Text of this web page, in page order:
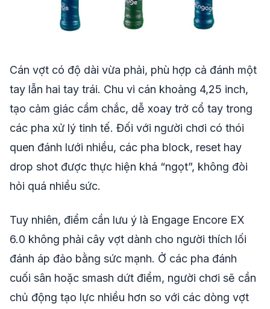
Cán vợt có độ dài vừa phải, phù hợp cả đánh một
tay lẫn hai tay trái. Chu vi cán khoảng 4,25 inch,
tạo cảm giác cầm chắc, dễ xoay trở cổ tay trong
các pha xử lý tinh tế. Đối với người chơi có thói
quen đánh lưới nhiều, các pha block, reset hay
drop shot được thực hiện khá “ngọt”, không đòi
hỏi quá nhiều sức.
Tuy nhiên, điểm cần lưu ý là Engage Encore EX
6.0 không phải cây vợt dành cho người thích lối
đánh áp đảo bằng sức mạnh. Ở các pha đánh
cuối sân hoặc smash dứt điểm, người chơi sẽ cần
chủ động tạo lực nhiều hơn so với các dòng vợt